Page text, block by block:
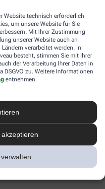
Website technisch erforderlich
um unsere Website für Sie
Mit Ihrer Zustimmung
unserer Website auch an
verarbeitet werden, in
besteht, stimmen Sie mit Ihrer
der Verarbeitung Ihrer Daten in
DSGVO zu. Weitere Informationen
entnehmen.